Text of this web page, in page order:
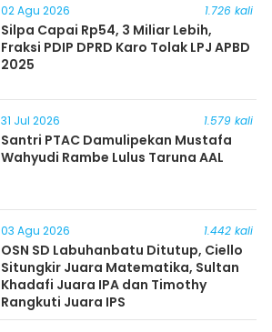
02 Agu 2026 1.726 kali
Silpa Capai Rp54, 3 Miliar Lebih,
Fraksi PDIP DPRD Karo Tolak LPJ APBD
2025
31 Jul 2026 1.579 kali
Santri PTAC Damulipekan Mustafa
Wahyudi Rambe Lulus Taruna AAL
03 Agu 2026 1.442 kali
OSN SD Labuhanbatu Ditutup, Ciello
Situngkir Juara Matematika, Sultan
Khadafi Juara IPA dan Timothy
Rangkuti Juara IPS